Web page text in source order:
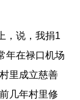
，说，我捐1
年在禄口机场
里成立慈善
几年村里修